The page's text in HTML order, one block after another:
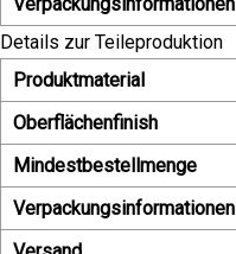
Details zur Teileproduktion
Produktmaterial
Oberflächenfinish
Mindestbestellmenge
Verpackungsinformationen